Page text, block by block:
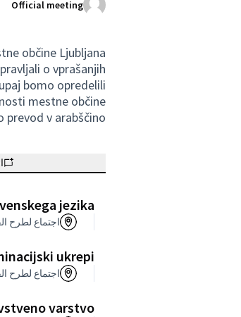
Official meeting
občine Ljubljana
o vprašanjih
bomo opredelili
mestne občine.
prevod v arabščino.
jezika
اجتماع لطرح
ukrepi
اجتماع لطرح
varstvo